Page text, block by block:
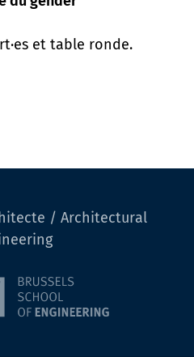
et table ronde.
/ Architectural